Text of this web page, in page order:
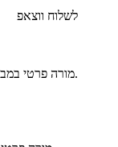
לשלוח ווצאפ